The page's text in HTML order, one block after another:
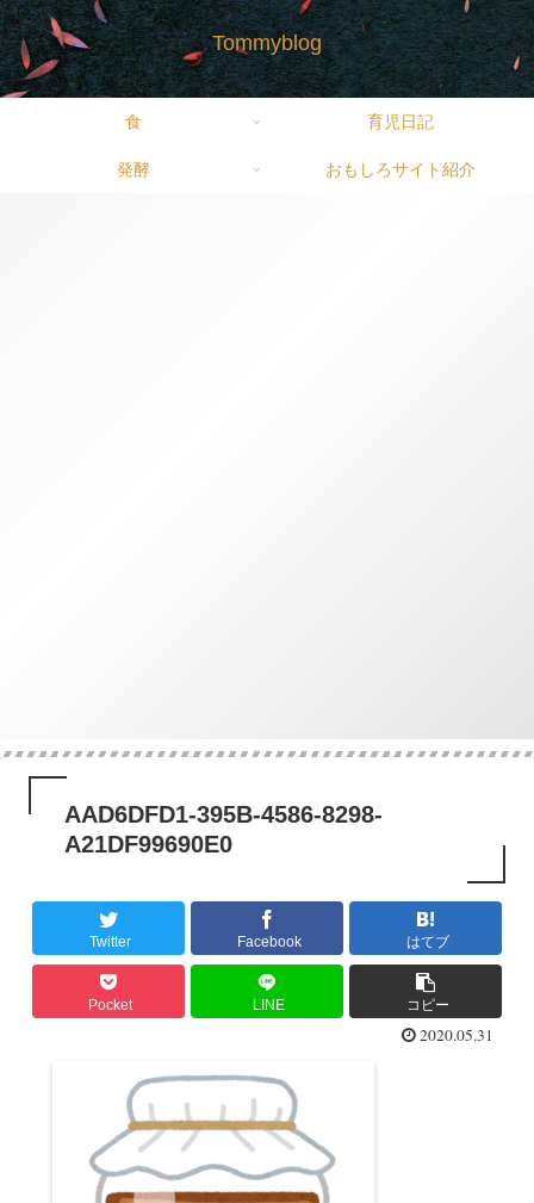
Tommyblog
食 育児日記
発酵 おもしろサイト紹介
AAD6DFD1-395B-4586-8298-
A21DF99690E0
Twitter Facebook はてブ
Pocket LINE コピー
2020.05.31